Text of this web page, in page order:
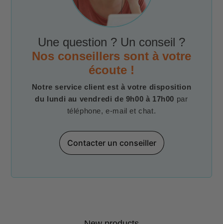
Une question ? Un conseil ?
Nos conseillers sont à votre
écoute !
Notre service client est à votre disposition
du lundi au vendredi de 9h00 à 17h00 par
téléphone, e-mail et chat.
Contacter un conseiller